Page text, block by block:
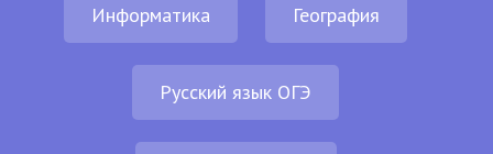
Информатика География
Русский язык ОГЭ